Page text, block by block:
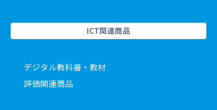
ICT関連商品
デジタル教科書・教材
評価関連商品